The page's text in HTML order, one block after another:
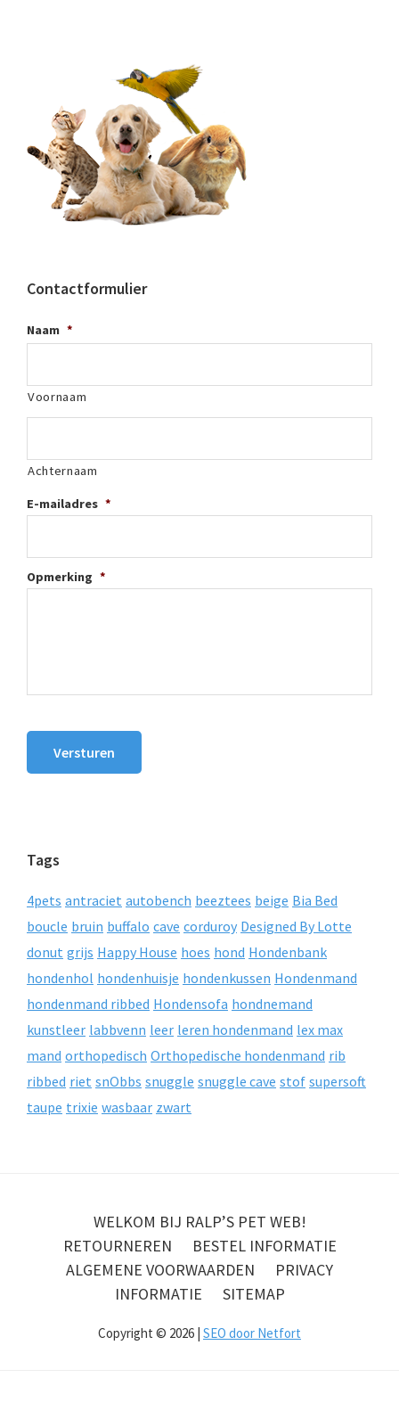
Contactformulier
Naam *
Voornaam
Achternaam
E-mailadres *
Opmerking *
Versturen
Tags
4pets antraciet autobench beeztees beige Bia Bed
boucle bruin buffalo cave corduroy Designed By Lotte
donut grijs Happy House hoes hond Hondenbank
hondenhol hondenhuisje hondenkussen Hondenmand
hondenmand ribbed Hondensofa hondnemand
kunstleer labbvenn leer leren hondenmand lex max
mand orthopedisch Orthopedische hondenmand rib
ribbed riet snObbs snuggle snuggle cave stof supersoft
taupe trixie wasbaar zwart
WELKOM BIJ RALP’S PET WEB!
RETOURNEREN
BESTEL INFORMATIE
ALGEMENE VOORWAARDEN
PRIVACY
INFORMATIE
SITEMAP
Copyright © 2026 | SEO door Netfort